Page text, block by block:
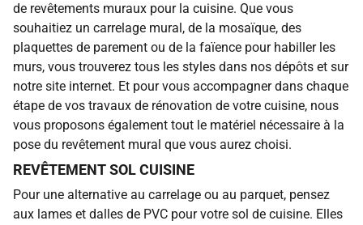
de revêtements muraux pour la cuisine. Que vous
souhaitiez un carrelage mural, de la mosaïque, des
plaquettes de parement ou de la faïence pour habiller les
murs, vous trouverez tous les styles dans nos dépôts et sur
notre site internet. Et pour vous accompagner dans chaque
étape de vos travaux de rénovation de votre cuisine, nous
vous proposons également tout le matériel nécessaire à la
pose du revêtement mural que vous aurez choisi.
REVÊTEMENT SOL CUISINE
Pour une alternative au carrelage ou au parquet, pensez
aux lames et dalles de PVC pour votre sol de cuisine. Elles